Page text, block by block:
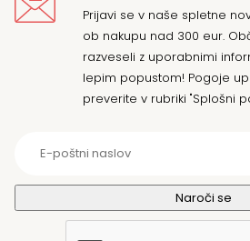
Prijavi se v naše spletne
ob nakupu nad 300 eur.
razveseli z uporabnimi
lepim popustom! Pogoje
preverite v rubriki "Splošni